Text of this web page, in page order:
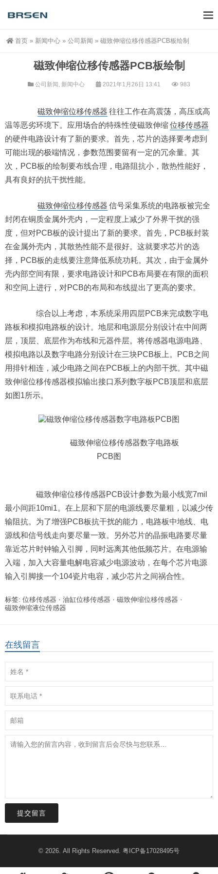
首页 » 新闻中心 » 公司新闻 » 磁致伸缩位移传感器PCB板绘制
磁致伸缩位移传感器PCB板绘制
公司新闻 , 新闻中心 2021年1月26日 13:41 983
磁致伸缩位移传感器 往往工作在高震荡，高压或高
温等恶劣环境下。应用场合的特殊性使磁致伸缩位移传感器
的硬件电路设计有了新的要求。首先，芯片的选择要考虑到
可能出现的极端情况，参数范围要留有一定的冗余量。其
次，PCB板的绘制要布线合理，电路阻抗小，散热性能好，
具有良好的抗干扰性能。
磁致伸缩位移传感器 信号采集系统的电路板被完全
封闭在铜质金属外壳内，一定程度上减少了外界干扰的强
度，但对PCB板的设计提出了新的要求。首先，PCB板封装
在金属外壳内，其散热性能不是很好。这就要求芯片的选
择，PCB板的走线要注意降低系统功耗。其次，由于金属外
壳内部空间有限，要求电路设计和PCB布局要在有限的面积
和空间上进行，对PCB的布局和布线提出了更高的要求。
综合以上考虑，本系统采用四层PCB来完成数字电
路板和模拟电路板的设计。地层和电源层分别设计在中间两
层，顶层、底层作为布线和元器件层。将传感器电源电路、
模拟电路以及数字电路分别设计在三块PCB板上。PCB之间
用排针相连，减少电路之间在PCB板上的内部干扰。其中磁
致伸缩位移传感器模拟输出接口系列数字板PCB顶层和底层
如图1所示。
磁致伸缩位移传感器数字电路板
PCB图
磁致伸缩位移传感器PCB设计参数为最小线宽7mil
最小间距10mi1。在上层和下层的电源线要尽量粗，以减少传
输阻抗。为了增强PCB板抗干扰的能力，电路板中地线、电
源线和信号线走向要尽量一致。另外芯片的晶振电路要尽量
靠近芯片时钟输入引脚，同时远离其他低频芯片。在电源输
入端，加入大容量电解电容减少电源波动，在每个芯片电源
输入引脚接一个104瓷片电容，减少芯片之间祸合性。
标签: 位移传感器 · 油缸位移传感器 · 磁致伸缩位移传感器 ·
磁致伸缩液位传感器
在线留言
提交留言
© 2026. All Rights Reserved. 粤ICP备17028495号